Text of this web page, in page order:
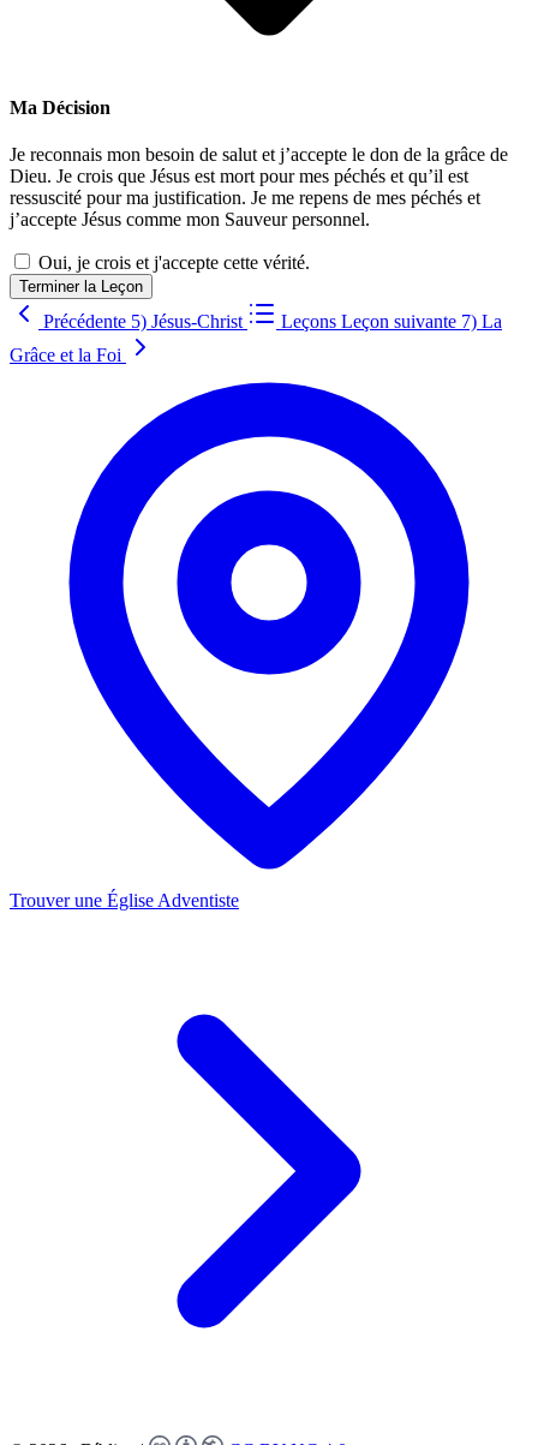
Ma Décision
Je reconnais mon besoin de salut et j’accepte le don de la grâce de
Dieu. Je crois que Jésus est mort pour mes péchés et qu’il est
ressuscité pour ma justification. Je me repens de mes péchés et
j’accepte Jésus comme mon Sauveur personnel.
Oui, je crois et j'accepte cette vérité.
Terminer la Leçon
Précédente 5) Jésus-Christ Leçons Leçon suivante 7) La
Grâce et la Foi
Trouver une Église Adventiste